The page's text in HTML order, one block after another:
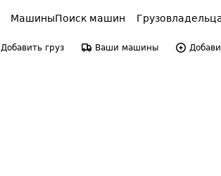
МашиныПоиск машин
Добавить груз Ваши машины